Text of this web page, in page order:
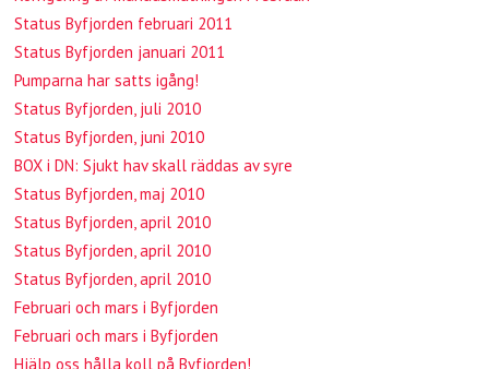
Status Byfjorden februari 2011
Status Byfjorden januari 2011
Pumparna har satts igång!
Status Byfjorden, juli 2010
Status Byfjorden, juni 2010
BOX i DN: Sjukt hav skall räddas av syre
Status Byfjorden, maj 2010
Status Byfjorden, april 2010
Status Byfjorden, april 2010
Status Byfjorden, april 2010
Februari och mars i Byfjorden
Februari och mars i Byfjorden
Hjälp oss hålla koll på Byfjorden!